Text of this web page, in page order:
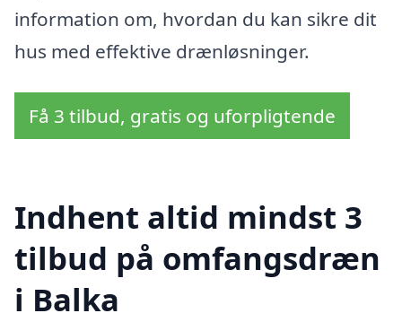
information om, hvordan du kan sikre dit
hus med effektive drænløsninger.
Få 3 tilbud, gratis og uforpligtende
Indhent altid mindst 3
tilbud på omfangsdræn
i Balka